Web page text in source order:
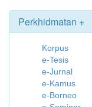
Perkhidmatan +
Korpus
e-Tesis
e-Jurnal
e-Kamus
e-Borneo